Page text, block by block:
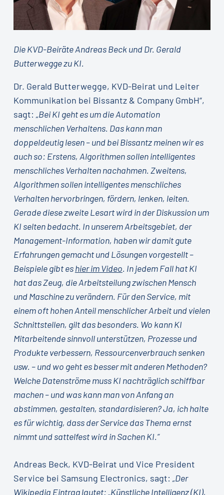
Die KVD-Beiräte Andreas Beck und Dr. Gerald
Butterwegge zu KI.
Dr. Gerald Butterwegge, KVD-Beirat und Leiter
Kommunikation bei Bissantz & Company GmbH“,
sagt: „Bei KI geht es um die Automation
menschlichen Verhaltens. Das kann man
doppeldeutig lesen – und bei Bissantz meinen wir es
auch so: Erstens, Algorithmen sollen intelligentes
menschliches Verhalten nachahmen. Zweitens,
Algorithmen sollen intelligentes menschliches
Verhalten hervorbringen, fördern, lenken, leiten.
Gerade diese zweite Lesart wird in der Diskussion um
KI selten bedacht. In unserem Arbeitsgebiet, der
Management-Information, haben wir damit gute
Erfahrungen gemacht und Lösungen vorgestellt –
Beispiele gibt eshier im Video. In jedem Fall hat KI
hat das Zeug, die Arbeitsteilung zwischen Mensch
und Maschine zu verändern. Für den Service, mit
einem oft hohen Anteil menschlicher Arbeit und vielen
Schnittstellen, gilt das besonders. Wo kann KI
Mitarbeitende sinnvoll unterstützen, Prozesse und
Produkte verbessern, Ressourcenverbrauch senken
usw. – und wo geht es besser mit anderen Methoden?
Welche Datenströme muss KI nachträglich schiffbar
machen – und was kann man von Anfang an
abstimmen, gestalten, standardisieren? Ja, ich halte
es für wichtig, dass der Service das Thema ernst
nimmt und sattelfest wird in Sachen KI.“
Andreas Beck, KVD-Beirat und Vice President
Service bei Samsung Electronics, sagt: „Der
Wikipedia Eintrag lautet: „Künstliche Intelligenz (KI),